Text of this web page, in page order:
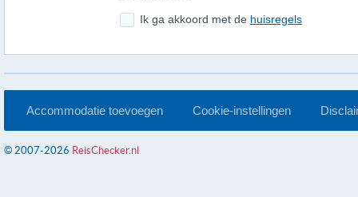
Ik ga akkoord met de huisregels
Accommodatie toevoegen Cookie-instellingen
© 2007-2026 ReisChecker.nl